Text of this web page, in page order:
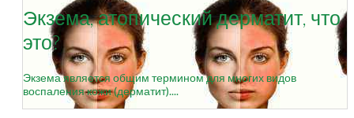
Экзема, атопический дерматит, что
это?
Экзема является общим термином для многих видов
воспаления кожи (дерматит)....